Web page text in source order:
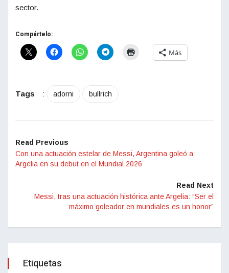
sector.
Compártelo:
Más
Tags : adorni bullrich
Read Previous
Con una actuación estelar de Messi, Argentina goleó a
Argelia en su debut en el Mundial 2026
Read Next
Messi, tras una actuación histórica ante Argelia: “Ser el
máximo goleador en mundiales es un honor”
Etiquetas